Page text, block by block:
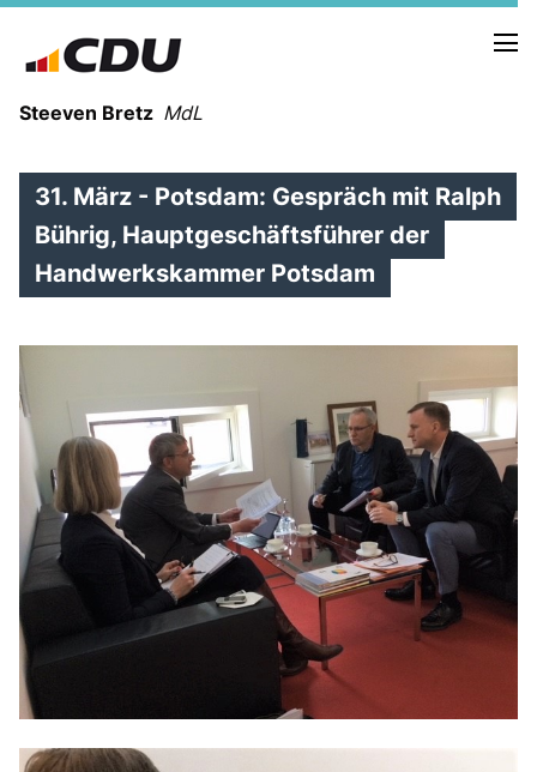
Steeven Bretz MdL
VITA
MEIN WAHLKREIS
ZIELE
Redebeiträge
Anträge CDU
Kleine Anfragen
CDU Deutschland
CDU Brandenburg
CDU Potsdam
31. März - Potsdam: Gespräch mit Ralph
Bührig, Hauptgeschäftsführer der
Handwerkskammer Potsdam